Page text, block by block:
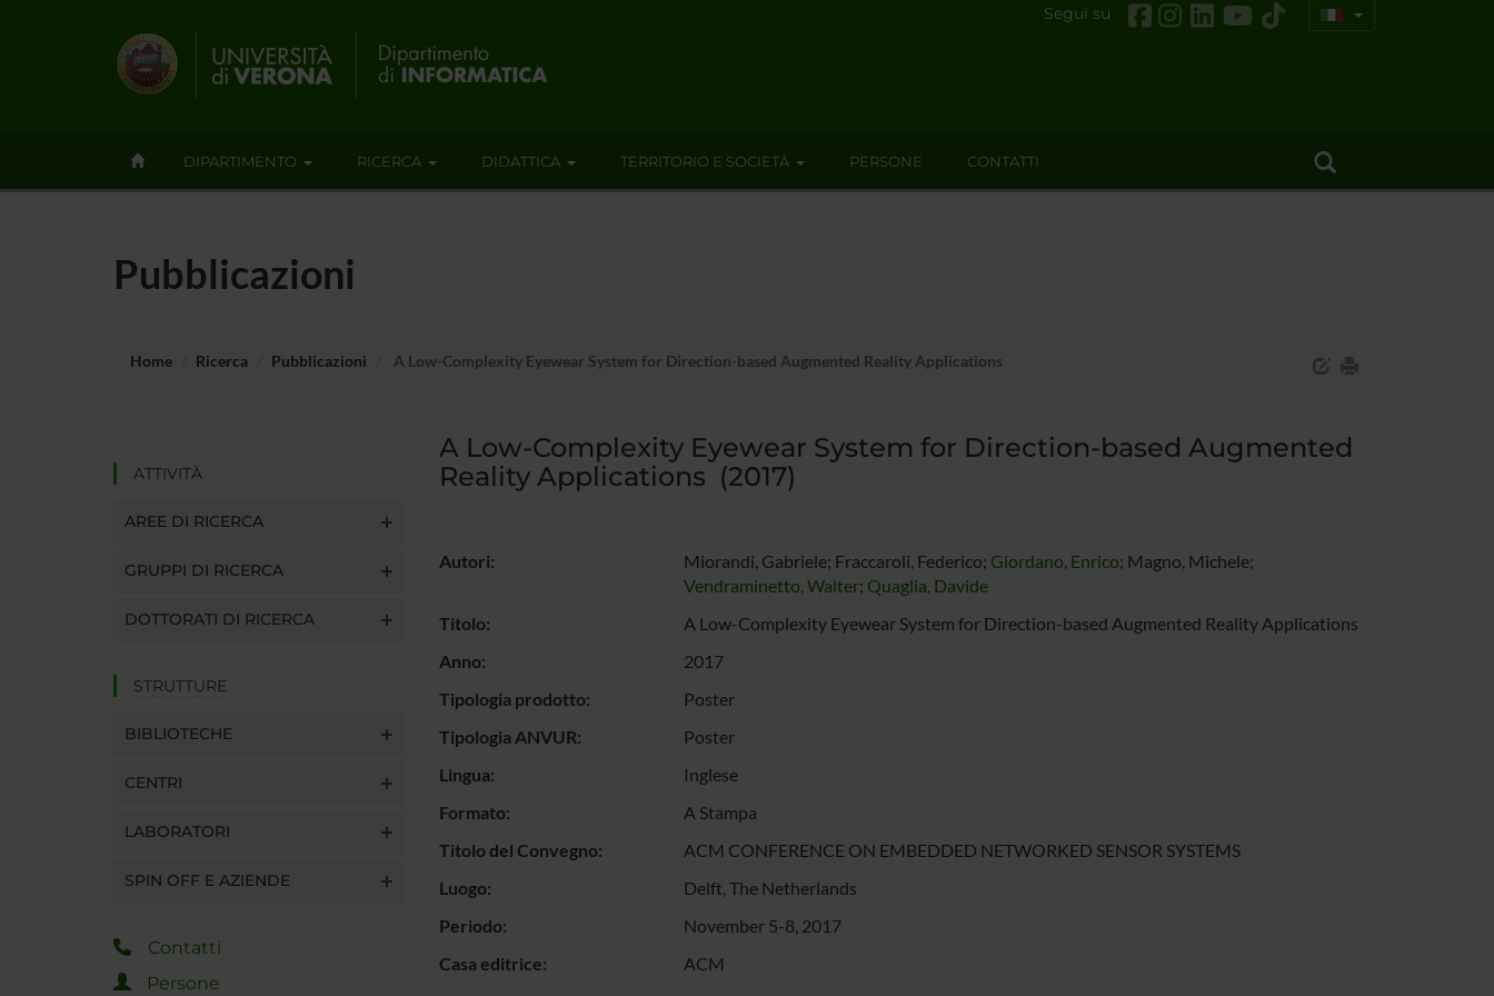
Segui su
DIPARTIMENTO RICERCA DIDATTICA TERRITORIO E SOCIETÀ PERSONE CONTATTI
Pubblicazioni
Home Ricerca Pubblicazioni A Low-Complexity Eyewear System for Direction-based Augmented Reality Applications
ATTIVITÀ
AREE DI RICERCA
GRUPPI DI RICERCA
DOTTORATI DI RICERCA
STRUTTURE
BIBLIOTECHE
CENTRI
LABORATORI
SPIN OFF E AZIENDE
Contatti
Persone
A Low-Complexity Eyewear System for Direction-based Augmented
Reality Applications (2017)
Autori: Miorandi, Gabriele; Fraccaroli, Federico; Giordano, Enrico; Magno, Michele;
Vendraminetto, Walter; Quaglia, Davide
Titolo:
A Low-Complexity Eyewear System for Direction-based Augmented Reality Applications
Anno:
2017
Tipologia prodotto:
Poster
Tipologia ANVUR:
Poster
Lingua:
Inglese
Formato:
A Stampa
Titolo del Convegno:
ACM CONFERENCE ON EMBEDDED NETWORKED SENSOR SYSTEMS
Luogo:
Delft, The Netherlands
Periodo:
November 5-8, 2017
Casa editrice:
ACM